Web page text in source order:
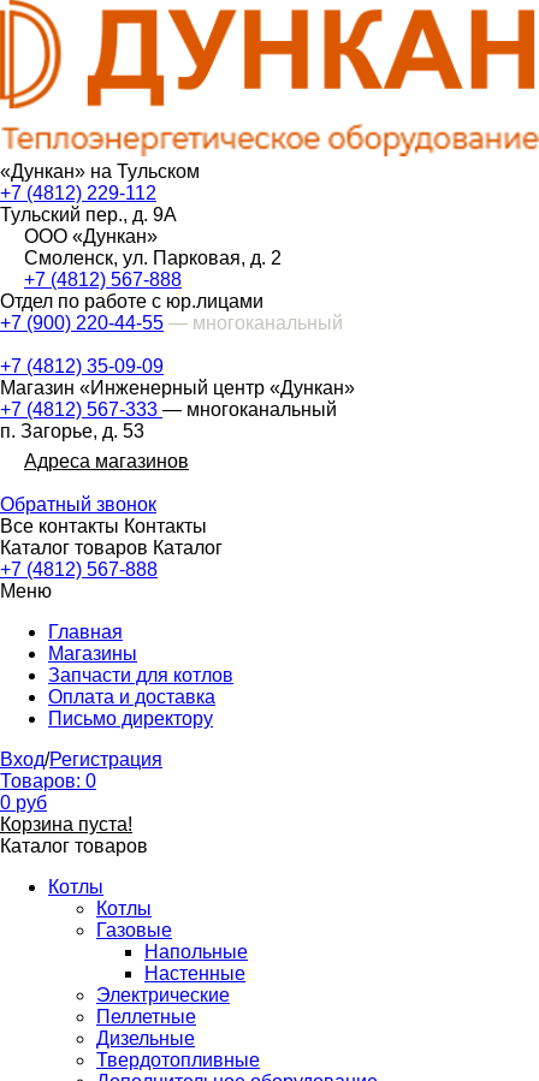
«Дункан» на Тульском
+7 (4812) 229-112
Тульский пер., д. 9А
ООО «Дункан»
Смоленск, ул. Парковая, д. 2
+7 (4812) 567-888
Отдел по работе с юр.лицами
+7 (900) 220-44-55 — многоканальный
+7 (4812) 35-09-09
Магазин «Инженерный центр «Дункан»
+7 (4812) 567-333 — многоканальный
п. Загорье, д. 53
Адреса магазинов
Обратный звонок
Все контакты Контакты
Каталог товаров Каталог
+7 (4812) 567-888
Меню
Главная
Магазины
Запчасти для котлов
Оплата и доставка
Письмо директору
Вход/Регистрация
Товаров: 0
0 руб
Корзина пуста!
Каталог товаров
Котлы
Котлы
Газовые
Напольные
Настенные
Электрические
Пеллетные
Дизельные
Твердотопливные